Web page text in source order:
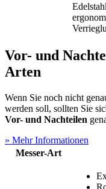
Vor- und
Arten
Wenn Sie noch nicht
werden soll, sollten Sie
Vor- und Nachteilen
» Mehr Informationen
Messer-Art